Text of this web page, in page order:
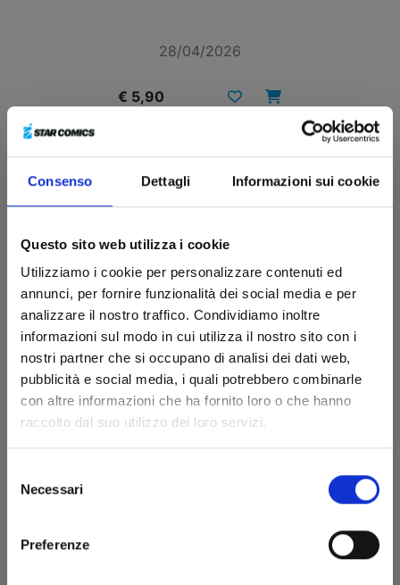
Consenso Dettagli Informazioni sui cookie
Questo sito web utilizza i cookie
Utilizziamo i cookie per personalizzare contenuti ed
annunci, per fornire funzionalità dei social media e per
analizzare il nostro traffico. Condividiamo inoltre
informazioni sul modo in cui utilizza il nostro sito con i
nostri partner che si occupano di analisi dei dati web,
pubblicità e social media, i quali potrebbero combinarle
con altre informazioni che ha fornito loro o che hanno
raccolto dal suo utilizzo dei loro servizi.
delNecessari
Preferenze
28/04/2026
€ 5,90
RECORD OF RAGNAROK n. 25